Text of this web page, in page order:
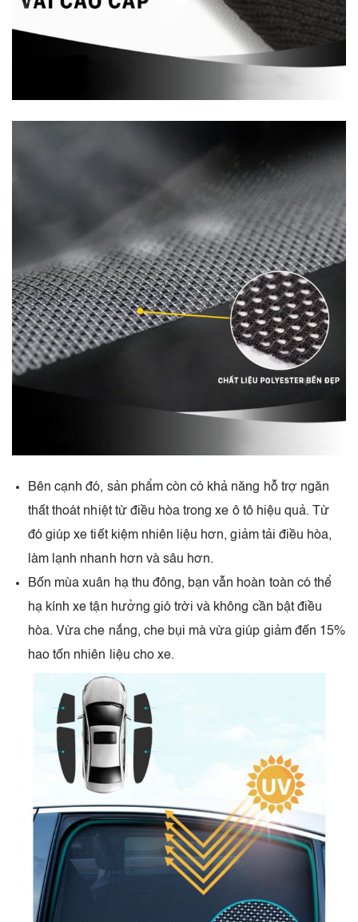
Bên cạnh đó, sản phẩm còn có khả năng hỗ trợ ngăn
thất thoát nhiệt từ điều hòa trong xe ô tô hiệu quả. Từ
đó giúp xe tiết kiệm nhiên liệu hơn, giảm tải điều hòa,
làm lạnh nhanh hơn và sâu hơn.
Bốn mùa xuân hạ thu đông, bạn vẫn hoàn toàn có thể
hạ kính xe tận hưởng gió trời và không cần bật điều
hòa. Vừa che nắng, che bụi mà vừa giúp giảm đến 15%
hao tốn nhiên liệu cho xe.